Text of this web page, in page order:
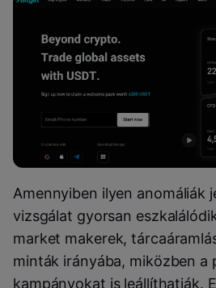
Amennyiben ilyen anomáliák
vizsgálat gyorsan
market makerek,
minták irányába, miközben a
kampányokat is leállíthatják.